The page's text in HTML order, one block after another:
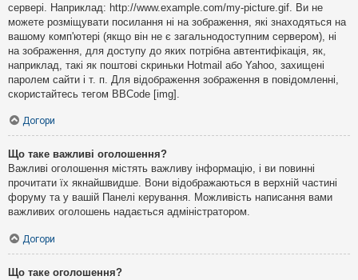
сервері. Наприклад: http://www.example.com/my-picture.gif. Ви не
можете розміщувати посилання ні на зображення, які знаходяться на
вашому комп'ютері (якщо він не є загальнодоступним сервером), ні
на зображення, для доступу до яких потрібна автентифікація, як,
наприклад, такі як поштові скриньки Hotmail або Yahoo, захищені
паролем сайти і т. п. Для відображення зображення в повідомленні,
скористайтесь тегом BBCode [img].
Догори
Що таке важливі оголошення?
Важливі оголошення містять важливу інформацію, і ви повинні
прочитати їх якнайшвидше. Вони відображаються в верхній частині
форуму та у вашій Панелі керування. Можливість написання вами
важливих оголошень надається адміністратором.
Догори
Що таке оголошення?